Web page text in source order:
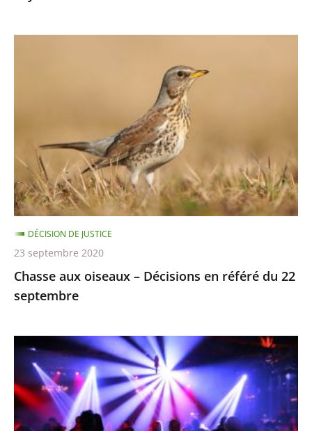
octobre
référé
du
22
septembre
Chasse aux oiseaux – Décisions en référé du 22
septembre
DÉCISION DE JUSTICE
23 septembre 2020
Fermeture
des
discothèques
–
Décision